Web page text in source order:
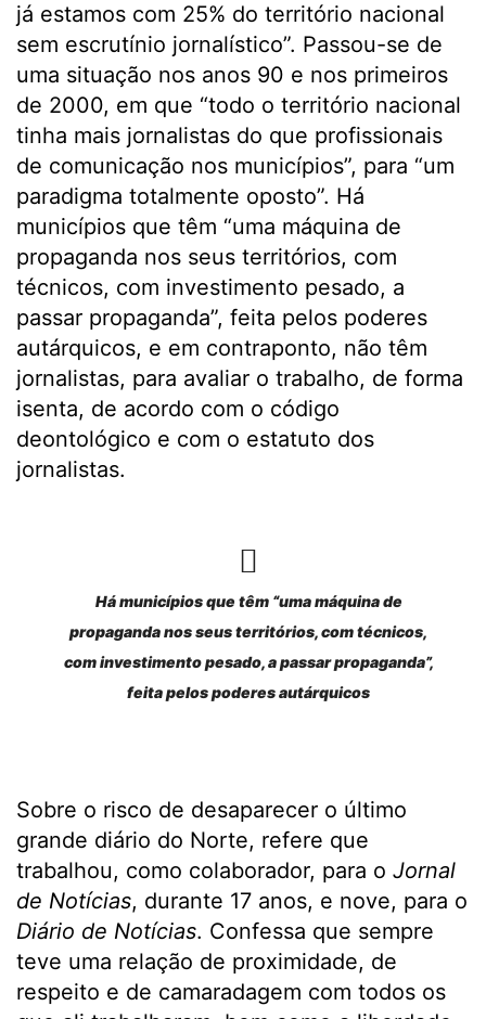
já estamos com 25% do território nacional
sem escrutínio jornalístico”. Passou-se de
uma situação nos anos 90 e nos primeiros
de 2000, em que “todo o território nacional
tinha mais jornalistas do que profissionais
de comunicação nos municípios”, para “um
paradigma totalmente oposto”. Há
municípios que têm “uma máquina de
propaganda nos seus territórios, com
técnicos, com investimento pesado, a
passar propaganda”, feita pelos poderes
autárquicos, e em contraponto, não têm
jornalistas, para avaliar o trabalho, de forma
isenta, de acordo com o código
deontológico e com o estatuto dos
jornalistas.
Há municípios que têm “uma máquina de
propaganda nos seus territórios, com técnicos,
com investimento pesado, a passar propaganda”,
feita pelos poderes autárquicos
Sobre o risco de desaparecer o último
grande diário do Norte, refere que
trabalhou, como colaborador, para o Jornal
de Notícias, durante 17 anos, e nove, para o
Diário de Notícias. Confessa que sempre
teve uma relação de proximidade, de
respeito e de camaradagem com todos os